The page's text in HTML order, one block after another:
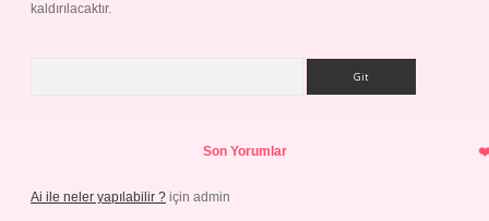
kaldırılacaktır.
Son Yorumlar
Ai ile neler yapılabilir ? için admin